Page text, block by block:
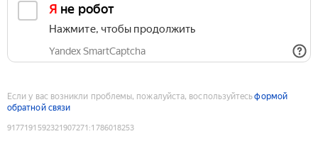
Я не робот
Нажмите, чтобы продолжить
Yandex SmartCaptcha
Если у вас возникли проблемы, пожалуйста, воспользуйтесьформой
обратной связи
9177191592321907271 :1786018253